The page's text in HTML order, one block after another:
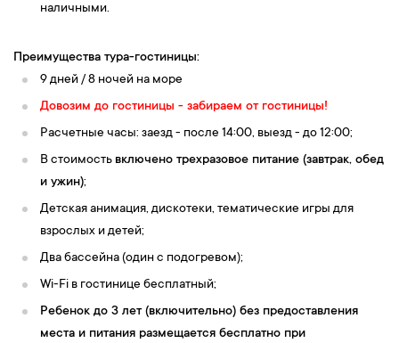
наличными.
Преимущества тура-гостиницы:
9 дней / 8 ночей на море
Довозим до гостиницы - забираем от гостиницы!
Расчетные часы: заезд - после 14:00, выезд - до 12:00;
В стоимость включено трехразовое питание (завтрак, обед
и ужин);
Детская анимация, дискотеки, тематические игры для
взрослых и детей;
Два бассейна (один с подогревом);
Wi-Fi в гостинице бесплатный;
Ребенок до 3 лет (включительно) без предоставления
места и питания размещается бесплатно при